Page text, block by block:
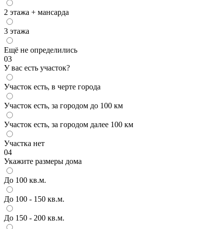
2 этажа + мансарда
3 этажа
Ещё не определились
03
У вас есть участок?
Участок есть, в черте города
Участок есть, за городом до 100 км
Участок есть, за городом далее 100 км
Участка нет
04
Укажите размеры дома
До 100 кв.м.
До 100 - 150 кв.м.
До 150 - 200 кв.м.